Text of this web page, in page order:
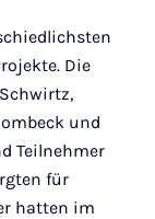
Die
und
Teilnehmer
für
hatten im